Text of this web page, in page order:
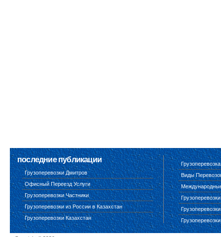
последние публикации
Грузоперевозки Дмитров
Офисный Переезд Услуги
Грузоперевозки Частники
Грузоперевозки из России в Казахстан
Грузоперевозки Казахстан
Виды